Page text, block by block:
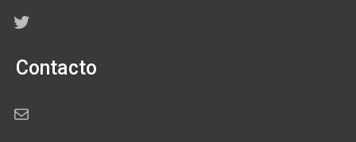
Twitter
Contacto
Correo electrónico